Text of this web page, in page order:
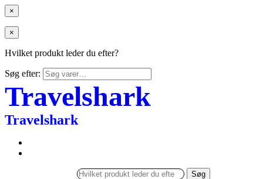
×
×
Hvilket produkt leder du efter?
Søg efter:
Travelshark
Travelshark
Søg